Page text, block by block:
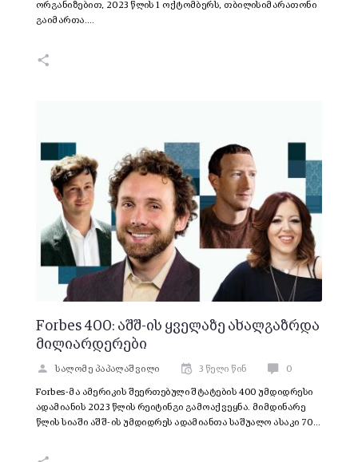
ორგანიზებით, 2023 წლის 1 ოქტომბერს, თბილისიმარათონი
გაიმართა.…
Forbes 400: აშშ-ის ყველაზე ახალგაზრდა
მილიარდერები
სალომე პაპალაშვილი 3 წელი წინ 0
Forbes-მა ამერიკის შეერთებული შტატების 400 უმდიდრესი
ადამიანის 2023 წლის რეიტინგი გამოაქვეყნა. მიმდინარე
წლის სიაში აშშ-ის უმდიდრეს ადამიანთა საშუალო ასაკი 70…